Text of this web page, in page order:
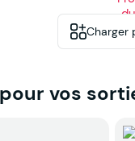
Charger
vos